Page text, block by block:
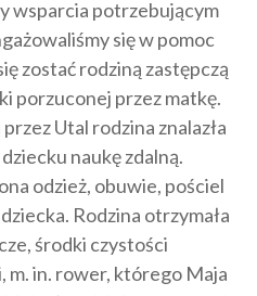
wsparcia potrzebującym
się w pomoc
zostać rodziną zastępczą
porzuconej przez matkę.
Utal rodzina znalazła
naukę zdalną.
odzież, obuwie, pościel
Rodzina otrzymała
środki czystości
m. in. rower, którego Maja